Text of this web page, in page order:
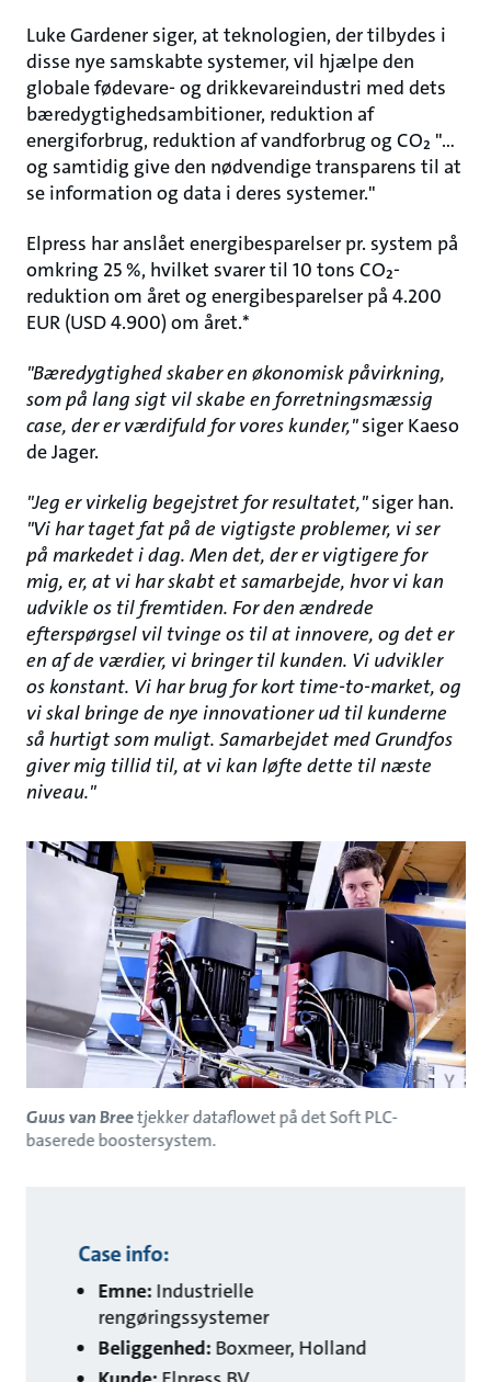
Luke Gardener siger, at teknologien, der tilbydes i
disse nye samskabte systemer, vil hjælpe den
globale fødevare- og drikkevareindustri med dets
bæredygtighedsambitioner, reduktion af
energiforbrug, reduktion af vandforbrug og CO₂ "...
og samtidig give den nødvendige transparens til at
se information og data i deres systemer."
Elpress har anslået energibesparelser pr. system på
omkring 25 %, hvilket svarer til 10 tons CO₂-
reduktion om året og energibesparelser på 4.200
EUR (USD 4.900) om året.*
"Bæredygtighed skaber en økonomisk påvirkning,
som på lang sigt vil skabe en forretningsmæssig
case, der er værdifuld for vores kunder,"siger Kaeso
de Jager.
"Jeg er virkelig begejstret for resultatet,"siger han.
"Vi har taget fat på de vigtigste problemer, vi ser
på markedet i dag. Men det, der er vigtigere for
mig, er, at vi har skabt et samarbejde, hvor vi kan
udvikle os til fremtiden. For den ændrede
efterspørgsel vil tvinge os til at innovere, og det er
en af de værdier, vi bringer til kunden. Vi udvikler
os konstant. Vi har brug for kort time-to-market, og
vi skal bringe de nye innovationer ud til kunderne
så hurtigt som muligt. Samarbejdet med Grundfos
giver mig tillid til, at vi kan løfte dette til næste
niveau."
Guus van Breetjekker dataflowet på det Soft PLC-
baserede boostersystem.
Case info:
Emne:Industrielle
rengøringssystemer
Beliggenhed:Boxmeer, Holland